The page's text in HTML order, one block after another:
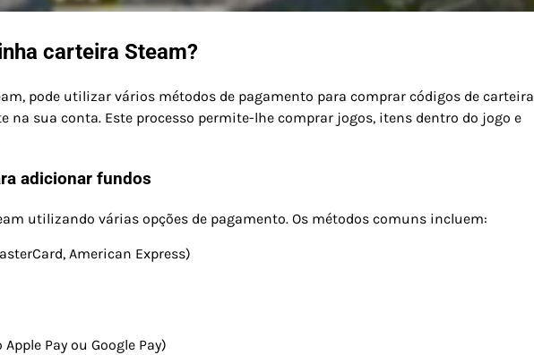
carteira Steam?
pode utilizar vários métodos de pagamento para comprar códigos de carteira
sua conta. Este processo permite-lhe comprar jogos, itens dentro do jogo e
adicionar fundos
utilizando várias opções de pagamento. Os métodos comuns incluem:
American Express)
Pay ou Google Pay)